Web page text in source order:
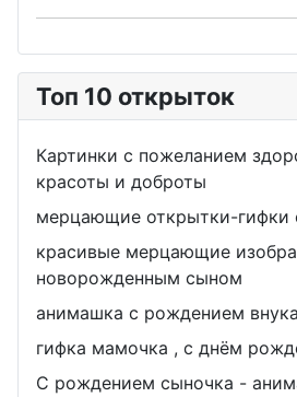
Топ 10 открыток
Картинки с пожеланием
красоты и доброты
мерцающие открытки-гифки
красивые мерцающие
новорожденным сыном
анимашка с рождением внука
гифка мамочка , с днём
С рождением сыночка -